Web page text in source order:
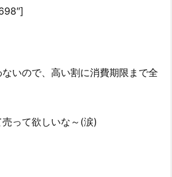
いので、高い割に消費期限まで全
って欲しいな～(涙)